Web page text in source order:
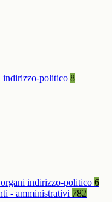
indirizzo-politico 8
indirizzo-politico 6
- amministrativi 782